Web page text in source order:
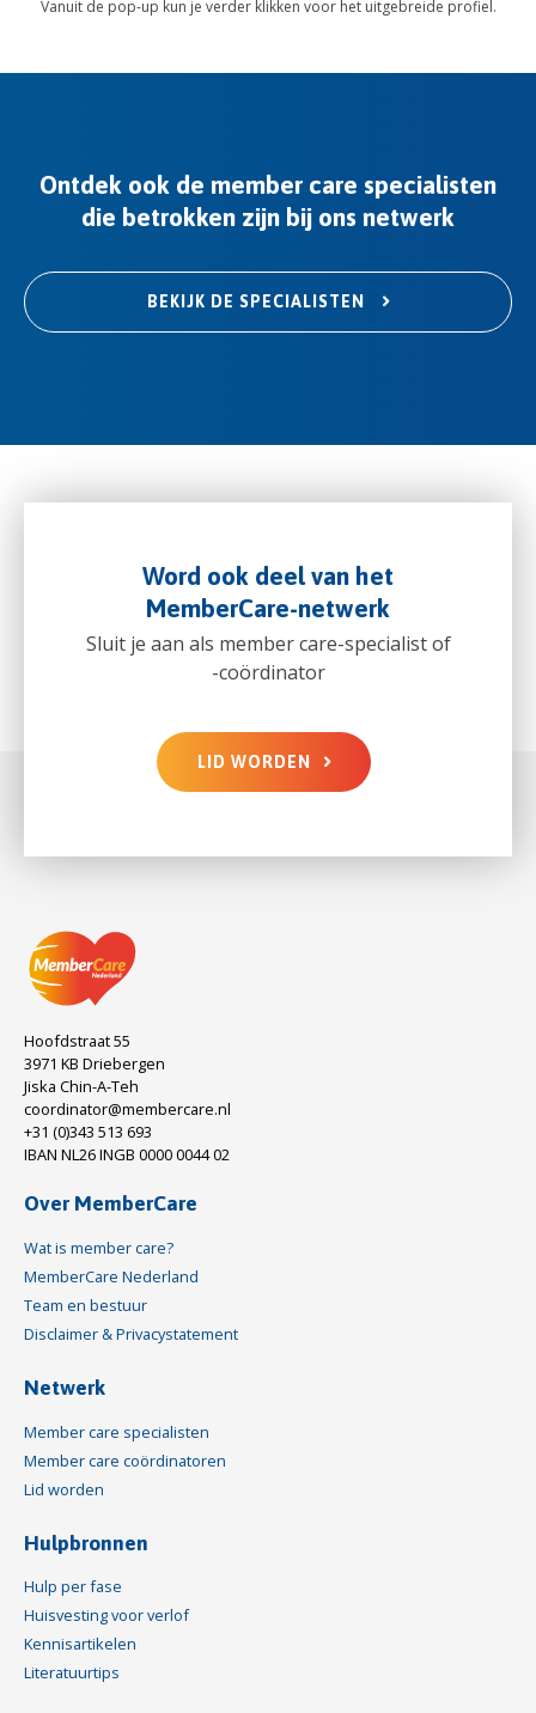
Vanuit de pop-up kun je verder klikken voor het uitgebreide profiel.
Ontdek ook de member care specialisten
die betrokken zijn bij ons netwerk
BEKIJK DE SPECIALISTEN
Word ook deel van het
MemberCare-netwerk
Sluit je aan als member care-specialist of
-coördinator
LID WORDEN
Hoofdstraat 55
3971 KB Driebergen
Jiska Chin-A-Teh
coordinator@membercare.nl
+31 (0)343 513 693
IBAN NL26 INGB 0000 0044 02
Over MemberCare
Wat is member care?
MemberCare Nederland
Team en bestuur
Disclaimer & Privacystatement
Netwerk
Member care specialisten
Member care coördinatoren
Lid worden
Hulpbronnen
Hulp per fase
Huisvesting voor verlof
Kennisartikelen
Literatuurtips